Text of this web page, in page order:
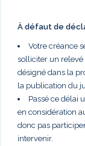
À défaut de
Votre créance
solliciter un
désigné dans la
la publication du
Passé ce délai
en considération
donc pas
intervenir.